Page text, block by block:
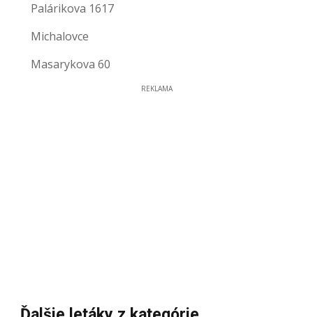
Palárikova 1617
Michalovce
Masarykova 60
REKLAMA